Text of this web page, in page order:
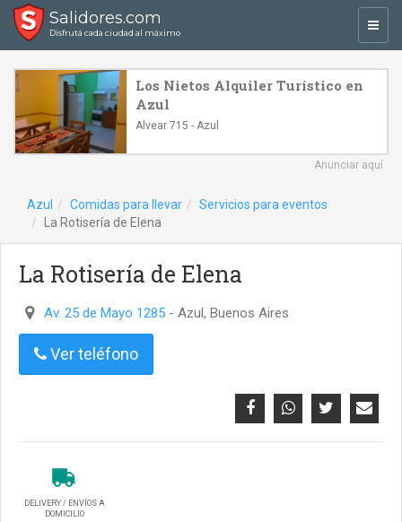
Salidores.com
Disfrutá cada ciudad al máximo
Los Nietos Alquiler Turístico en
Azul
Alvear 715 - Azul
Anunciar aquí
Azul Comidas para llevar
Servicios para eventos
La Rotisería de Elena
La Rotisería de Elena
Av. 25 de Mayo 1285 - Azul, Buenos Aires
Ver teléfono
DELIVERY / ENVÍOS A
DOMICILIO